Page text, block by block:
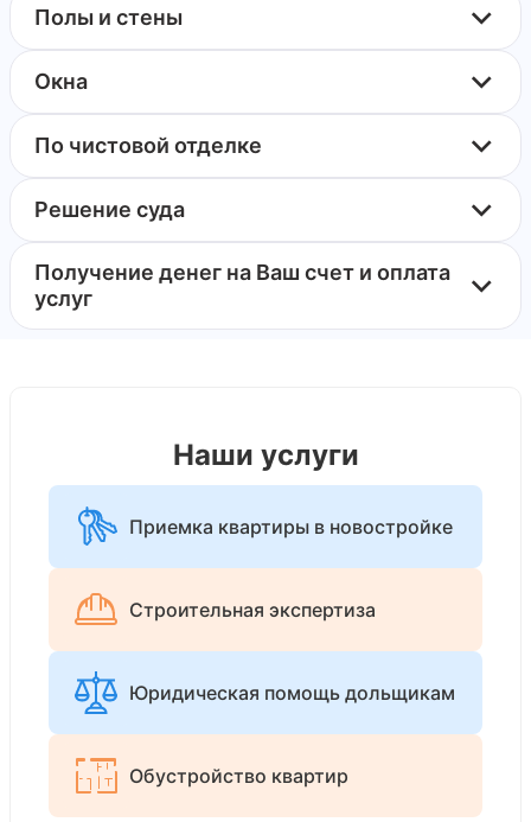
Полы и стены
Окна
По чистовой отделке
Решение суда
Получение денег на Ваш счет и оплата
услуг
Наши услуги
Приемка квартиры в новостройке
Строительная экспертиза
Юридическая помощь дольщикам
Обустройство квартир